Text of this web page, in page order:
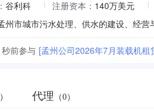
谷利科 注册资本： 140万美元
州市城市污水处理、供水的建设、经营
秒前参与 [孟州公司2026年7月装载机
代理 （0）